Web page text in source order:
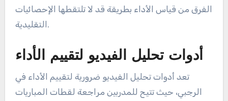
الفرق من قياس الأداء بطريقة قد لا تلتقطها الإحصائيات
التقليدية.
أدوات تحليل الفيديو لتقييم الأداء
تعد أدوات تحليل الفيديو ضرورية لتقييم الأداء في
الرجبي، حيث تتيح للمدربين مراجعة لقطات المباريات